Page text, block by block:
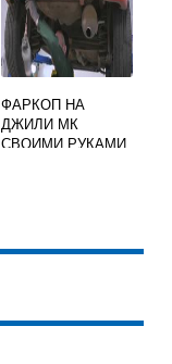
ФАРКОП НА
ДЖИЛИ МК
СВОИМИ РУКАМИ